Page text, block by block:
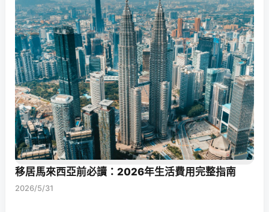
移居馬來西亞前必讀：2026年生活費用完整指南
2026/5/31